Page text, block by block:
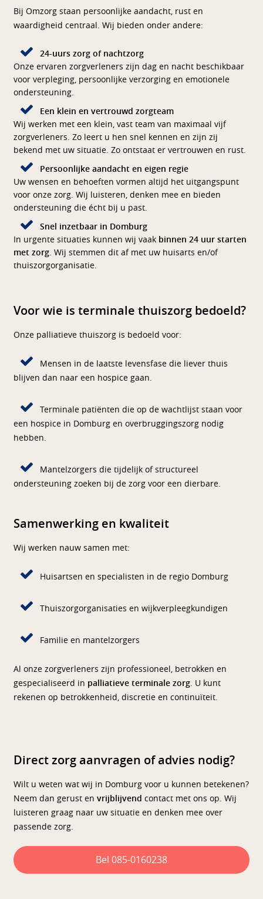
Bij Omzorg staan persoonlijke aandacht, rust en
waardigheid centraal. Wij bieden onder andere:
24-uurs zorg of nachtzorg
Onze ervaren zorgverleners zijn dag en nacht beschikbaar
voor verpleging, persoonlijke verzorging en emotionele
ondersteuning.
Een klein en vertrouwd zorgteam
Wij werken met een klein, vast team van maximaal vijf
zorgverleners. Zo leert u hen snel kennen en zijn zij
bekend met uw situatie. Zo ontstaat er vertrouwen en rust.
Persoonlijke aandacht en eigen regie
Uw wensen en behoeften vormen altijd het uitgangspunt
voor onze zorg. Wij luisteren, denken mee en bieden
ondersteuning die écht bij u past.
Snel inzetbaar in Domburg
In urgente situaties kunnen wij vaak binnen 24 uur starten
met zorg. Wij stemmen dit af met uw huisarts en/of
thuiszorgorganisatie.
Voor wie is terminale thuiszorg bedoeld?
Onze palliatieve thuiszorg is bedoeld voor:
Mensen in de laatste levensfase die liever thuis
blijven dan naar een hospice gaan.
Terminale patiënten die op de wachtlijst staan voor
een hospice in Domburg en overbruggingszorg nodig
hebben.
Mantelzorgers die tijdelijk of structureel
ondersteuning zoeken bij de zorg voor een dierbare.
Samenwerking en kwaliteit
Wij werken nauw samen met:
Huisartsen en specialisten in de regio Domburg
Thuiszorgorganisaties en wijkverpleegkundigen
Familie en mantelzorgers
Al onze zorgverleners zijn professioneel, betrokken en
gespecialiseerd in palliatieve terminale zorg. U kunt
rekenen op betrokkenheid, discretie en continuïteit.
Direct zorg aanvragen of advies nodig?
Wilt u weten wat wij in Domburg voor u kunnen betekenen?
Neem dan gerust envrijblijvend contact met ons op. Wij
luisteren graag naar uw situatie en denken mee over
passende zorg.
Bel 085-0160238